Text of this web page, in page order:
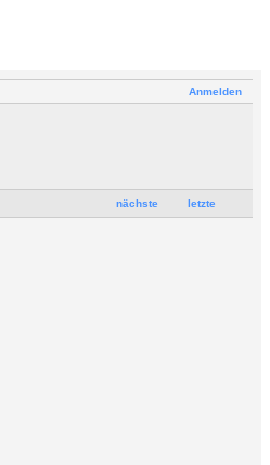
Anmelden
nächste letzte